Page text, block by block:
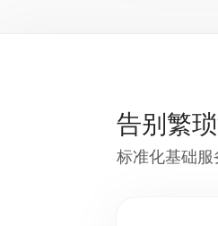
告别繁
标准化基础